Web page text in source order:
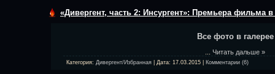
«Дивергент, часть 2: Инсургент»: Премьера фильма
Все фото в галерее
Читать дальше »
Категория: Дивергент/Избранная | Дата: 17.03.2015 Комментарии (6)